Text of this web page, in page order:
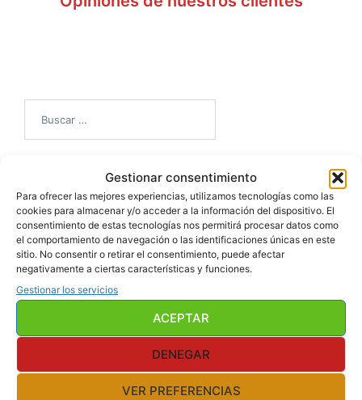
Gestionar consentimiento
Para ofrecer las mejores experiencias, utilizamos tecnologías como las
cookies para almacenar y/o acceder a la información del dispositivo. El
consentimiento de estas tecnologías nos permitirá procesar datos como
el comportamiento de navegación o las identificaciones únicas en este
sitio. No consentir o retirar el consentimiento, puede afectar
negativamente a ciertas características y funciones.
Gestionar los servicios
ACEPTAR
DENEGAR
VER PREFERENCIAS
Ultimas Novedades
octubre 27, 2024